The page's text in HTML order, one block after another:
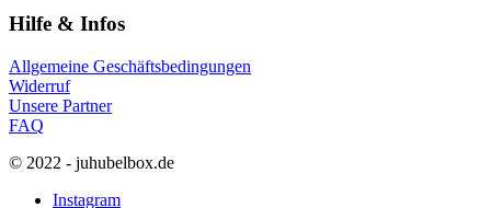
Hilfe & Infos
Allgemeine Geschäftsbedingungen
Widerruf
Unsere Partner
FAQ
© 2022 - juhubelbox.de
Instagram